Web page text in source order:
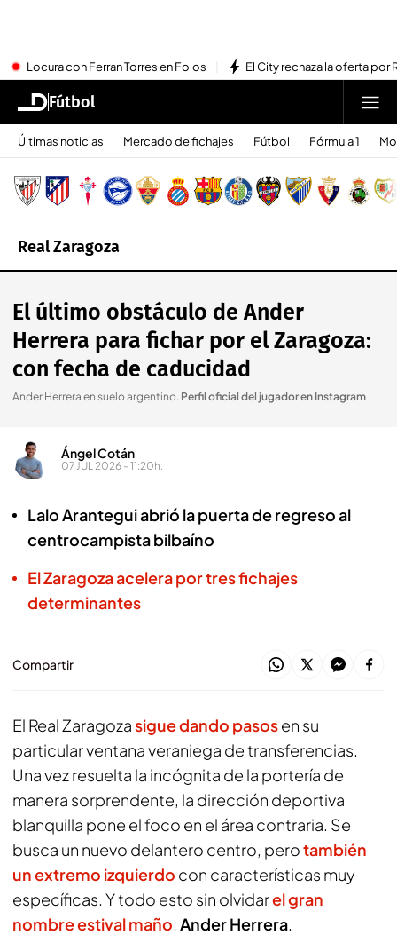
Locura con Ferran Torres en Foios El City rechaza la oferta por
Fútbol
Últimas noticias Mercado de fichajes Fútbol Fórmula 1
Real Zaragoza
El último obstáculo de Ander
Herrera para fichar por el Zaragoza:
con fecha de caducidad
Ander Herrera en suelo argentino. Perfil oficial del jugador en Instagram
Ángel Cotán
07 JUL 2026 - 11:20h.
Lalo Arantegui abrió la puerta de regreso al
centrocampista bilbaíno
El Zaragoza acelera por tres fichajes
determinantes
Compartir
El Real Zaragozasigue dando pasosen su
particular ventana veraniega de transferencias.
Una vez resuelta la incógnita de la portería de
manera sorprendente, la dirección deportiva
blanquilla pone el foco en el área contraria. Se
busca un nuevo delantero centro, perotambién
un extremo izquierdo con características muy
específicas. Y todo esto sin olvidarel gran
nombre estival maño: Ander Herrera.